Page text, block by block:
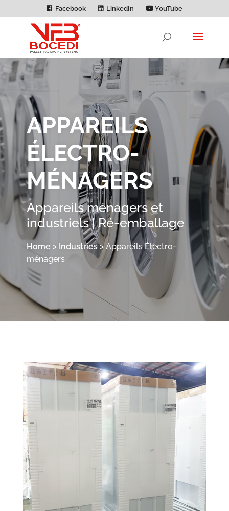
Facebook LinkedIn YouTube
APPAREILS
ÉLECTRO­
MÉNAGERS
Appareils ménagers et
industriels | Ré-emballage
Home > Industries>Appareils Électro­
ménagers